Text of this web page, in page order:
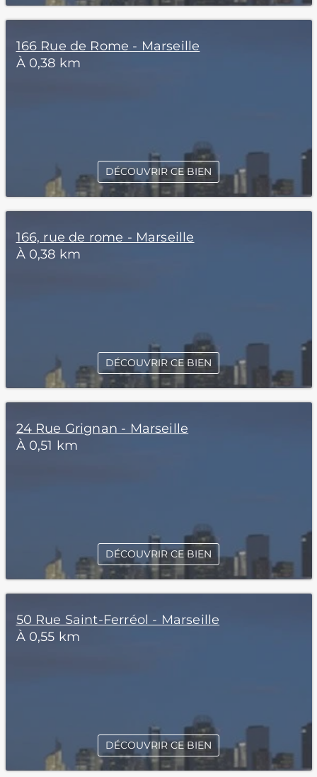
166 Rue de Rome - Marseille
À 0,38 km
DÉCOUVRIR CE BIEN
166, rue de rome - Marseille
À 0,38 km
DÉCOUVRIR CE BIEN
24 Rue Grignan - Marseille
À 0,51 km
DÉCOUVRIR CE BIEN
50 Rue Saint-Ferréol - Marseille
À 0,55 km
DÉCOUVRIR CE BIEN